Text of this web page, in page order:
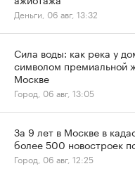
Деньги, 06 авг, 13:32
Сила воды: как река у
символом премиальной
Москве
Город, 06 авг, 13:05
За 9 лет в Москве в
более 500 новостроек
Город, 06 авг, 12:25